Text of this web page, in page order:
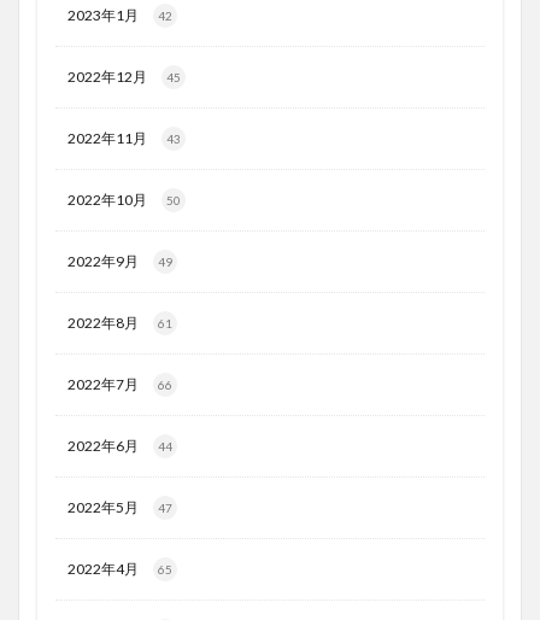
2023年1月 42
2022年12月 45
2022年11月 43
2022年10月 50
2022年9月 49
2022年8月 61
2022年7月 66
2022年6月 44
2022年5月 47
2022年4月 65